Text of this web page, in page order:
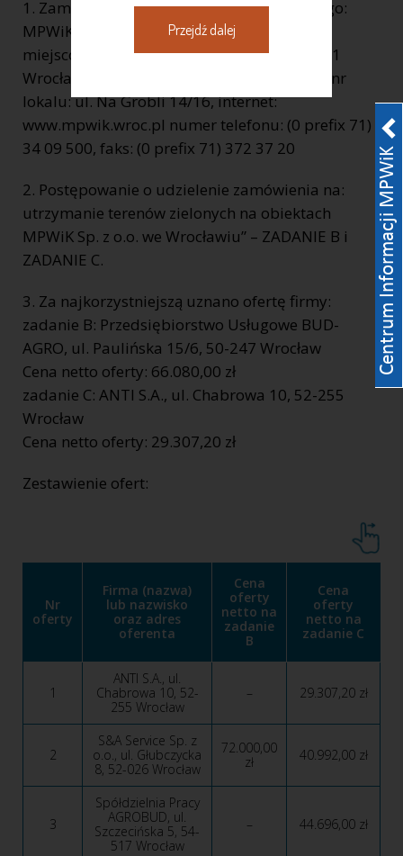
1. Zamawiający: pełna nazwa zamawiającego:
MPWiK Sp. z o.o. REGON: 930155369 kod,
miejscowość, województwo, powiat: 50 – 421
Wrocław, woj. dolnośląskie, ulica, nr domu, nr
lokalu: ul. Na Grobli 14/16, internet:
www.mpwik.wroc.pl numer telefonu: (0 prefix 71)
34 09 500, faks: (0 prefix 71) 372 37 20
2. Postępowanie o udzielenie zamówienia na:
utrzymanie terenów zielonych na obiektach
MPWiK Sp. z o.o. we Wrocławiu” – ZADANIE B i
ZADANIE C.
3. Za najkorzystniejszą uznano ofertę firmy:
zadanie B: Przedsiębiorstwo Usługowe BUD-
AGRO, ul. Paulińska 15/6, 50-247 Wrocław
Cena netto oferty: 66.080,00 zł
zadanie C: ANTI S.A., ul. Chabrowa 10, 52-255
Wrocław
Cena netto oferty: 29.307,20 zł
Zestawienie ofert:
Nr
oferty
Firma (nazwa)
lub nazwisko
oraz adres
oferenta
Cena
oferty
netto na
zadanie
B
Cena
oferty
netto na
zadanie C
1
ANTI S.A., ul.
Chabrowa 10, 52-
255 Wrocław
– 29.307,20 zł
2
S&A Service Sp. z
o.o., ul. Głubczycka
8, 52-026 Wrocław
72.000,00
zł
40.992,00 zł
3
Spółdzielnia Pracy
AGROBUD, ul.
Szczecińska 5, 54-
517 Wrocław
– 44.696,00 zł
Przejdź dalej